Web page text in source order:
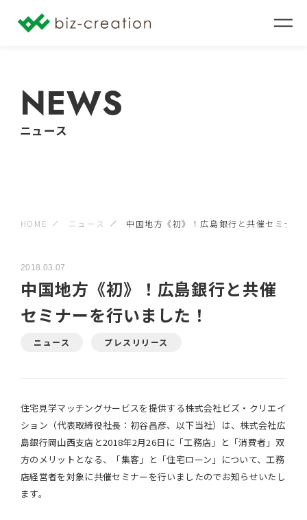
NEWS
ニュース
HOME ニュース 中国地方《初》！広島銀行と共催セミナ...
2018.03.07
中国地方《初》！広島銀行と共催
セミナーを行いました！
ニュース プレスリリース
住宅見学マッチングサービスを提供する株式会社ビズ・クリエイ
ション（代表取締役社長：初谷昌彦、以下当社）は、株式会社広
島銀行岡山西支店と2018年2月26日に「工務店」と「消費者」双
方のメリットとなる、「集客」と「住宅ローン」について、工務
店経営者を対象に共催セミナーを行いましたのでお知らせいたし
ます。